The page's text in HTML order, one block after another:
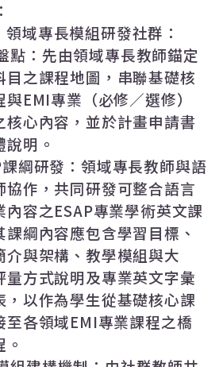
領域專長模組研發社群：
點：先由領域專長教師錨定
目之課程地圖，串聯基礎核
與EMI專業（必修／選修）
核心內容，並於計畫申請書
說明。
課綱研發：領域專長教師與語
協作，共同研發可整合語言
內容之ESAP專業學術英文課
課綱內容應包含學習目標、
介與架構、教學模組與大
量方式說明及專業英文字彙
，以作為學生從基礎核心課
至各領域EMI專業課程之橋